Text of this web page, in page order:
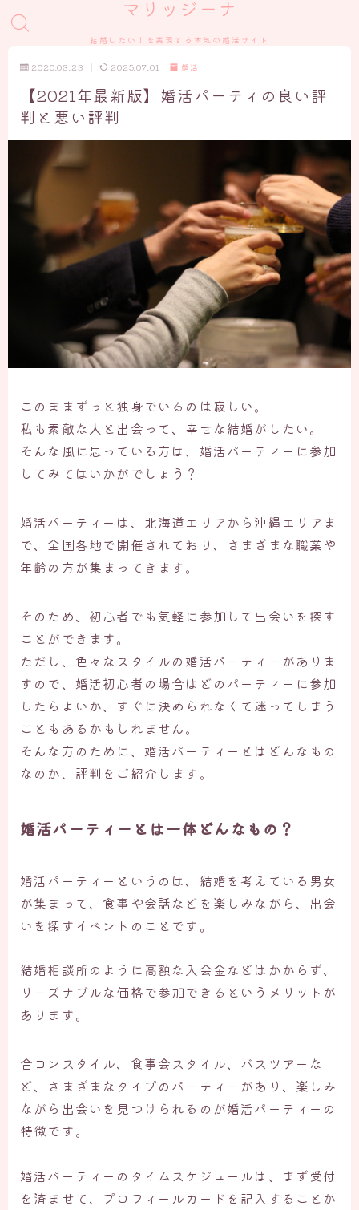
マリッジーナ
結婚したい！を実現する本気の婚活サイト
2020.03.23 2025.07.01 婚活
【2021年最新版】婚活パーティの良い評
判と悪い評判
このままずっと独身でいるのは寂しい。
私も素敵な人と出会って、幸せな結婚がしたい。
そんな風に思っている方は、 婚活パーティー に参加
してみてはいかがでしょう？
婚活パーティーは、北海道エリアから沖縄エリアま
で、全国各地で開催されており、さまざまな職業や
年齢の方が集まってきます。
そのため、初心者でも気軽に参加して出会いを探す
ことができます。
ただし、色々なスタイルの婚活パーティーがありま
すので、婚活初心者の場合はどのパーティーに参加
したらよいか、すぐに決められなくて迷ってしまう
こともあるかもしれません。
そんな方のために、婚活パーティーとはどんなもの
なのか、評判をご紹介します。
婚活パーティーとは一体どんなもの？
婚活パーティーというのは、 結婚を考えている男女
が集まって、食事や会話などを楽しみながら、出会
いを探すイベント のことです。
結婚相談所のように高額な入会金などはかからず、
リーズナブルな価格で参加できるというメリット が
あります。
合コンスタイル、食事会スタイル、バスツアーな
ど、さまざまなタイプのパーティーがあり、楽しみ
ながら出会いを見つけられるのが婚活パーティーの
特徴です。
婚活パーティーのタイムスケジュールは、まず受付
を済ませて、プロフィールカードを記入することか